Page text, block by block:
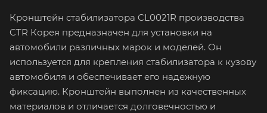
Кронштейн стабилизатора CL0021R производства
CTR Корея предназначен для установки на
автомобили различных марок и моделей. Он
используется для крепления стабилизатора к кузову
автомобиля и обеспечивает его надежную
фиксацию. Кронштейн выполнен из качественных
материалов и отличается долговечностью и